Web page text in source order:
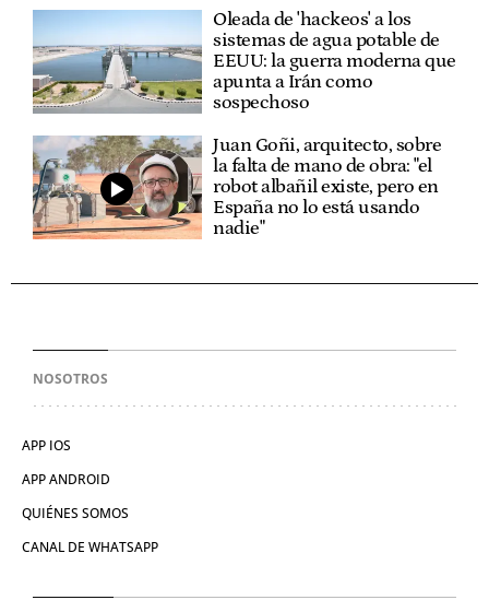
Oleada de 'hackeos' a los
sistemas de agua potable de
EEUU: la guerra moderna que
apunta a Irán como
sospechoso
Juan Goñi, arquitecto, sobre
la falta de mano de obra: "el
robot albañil existe, pero en
España no lo está usando
nadie"
NOSOTROS
APP IOS
APP ANDROID
QUIÉNES SOMOS
CANAL DE WHATSAPP